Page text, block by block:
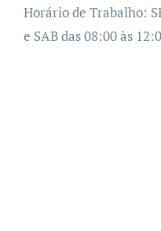
Horário de Trabalho:
e SAB das 08:00 às